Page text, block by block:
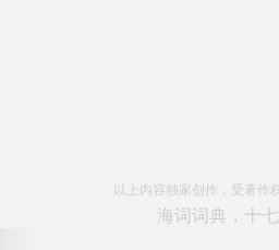
以上内容独家创作，受著作
海词词典，十